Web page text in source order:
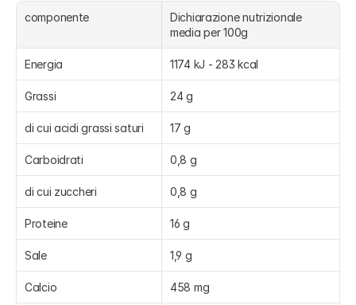
componente
Dichiarazione nutrizionale
media per 100g
Energia 1174 kJ - 283 kcal
Grassi 24 g
di cui acidi grassi saturi 17 g
Carboidrati 0,8 g
di cui zuccheri 0,8 g
Proteine 16 g
Sale 1,9 g
Calcio 458 mg